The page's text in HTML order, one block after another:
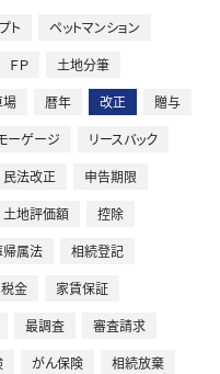
ィング
ト
ペットマンション
ＦＰ
土地分筆
場 暦年 改正
贈与
ーゲージ
リースバック
民法改正
申告期限
土地評価額
控除
属法
相続登記
金
家賃保証
最調査
審査請求
がん保険
相続放棄